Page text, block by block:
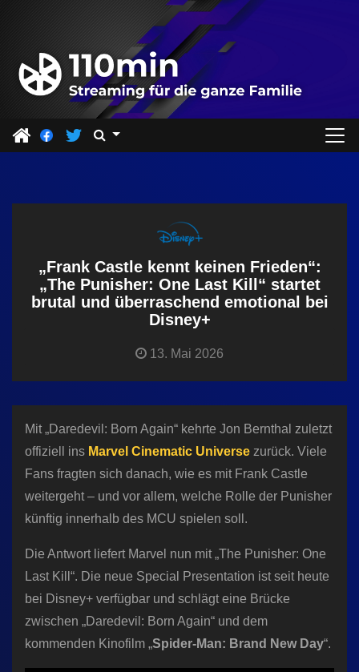
„Frank Castle kennt keinen Frieden“:
„The Punisher: One Last Kill“ startet
brutal und überraschend emotional bei
Disney+
13. Mai 2026
Mit „Daredevil: Born Again“ kehrte Jon Bernthal zuletzt
offiziell ins Marvel Cinematic Universe zurück. Viele
Fans fragten sich danach, wie es mit Frank Castle
weitergeht – und vor allem, welche Rolle der Punisher
künftig innerhalb des MCU spielen soll.
Die Antwort liefert Marvel nun mit „The Punisher: One
Last Kill“. Die neue Special Presentation ist seit heute
bei Disney+ verfügbar und schlägt eine Brücke
zwischen „Daredevil: Born Again“ und dem
kommenden Kinofilm „Spider-Man: Brand New Day“.